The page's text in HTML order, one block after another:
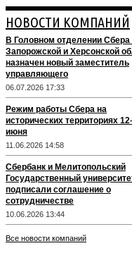
НОВОСТИ КОМПАНИЙ
В Головном отделении
Запорожской и Херсонской
назначен новый заместитель
управляющего
06.07.2026 17:33
Режим работы Сбера на
исторических территориях
июня
11.06.2026 14:58
Сбербанк и Мелитопольский
Государственный
подписали соглашение о
сотрудничестве
10.06.2026 13:44
Все новости компаний